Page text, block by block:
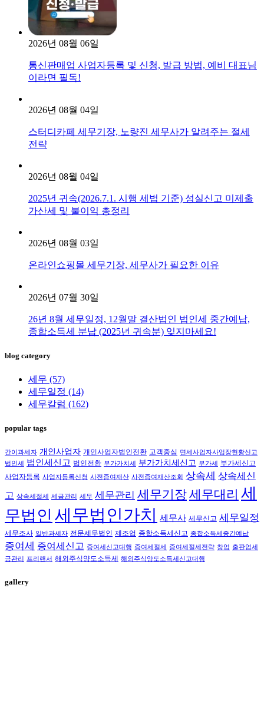
2026년 08월 06일
통신판매업 사업자등록 및 신청, 발급 방법, 예비 대표님
이라면 필독!
2026년 08월 04일
스터디카페 세무기장, 노량진 세무사가 알려주는 절세
전략
2026년 08월 04일
2025년 귀속(2026.7.1. 시행 세법 기준) 성실신고 미제출
가산세 및 불이익 총정리
2026년 08월 03일
온라인쇼핑몰 세무기장, 세무사가 필요한 이유
2026년 07월 30일
26년 8월 세무일정, 12월말 결산법인 법인세 중간예납,
종합소득세 분납 (2025년 귀속분) 잊지마세요!
blog category
세무 (57)
세무일정 (14)
세무칼럼 (162)
popular tags
간이과세자 개인사업자 개인사업자법인전환 고객중심
면세사업자사업장현황신고
법인세
법인세신고 법인전환 부가가치세 부가가치세신고 부가세
부가세신고
사업자등록 사업자등록신청 사전증여재산 사전증여재산조회 상속세
상속세신
고 상속세절세 세금관리 세무 세무관리 세무기장세무대리 세
무법인 세무법인가치 세무사 세무신고 세무일정
세무조사 일반과세자 전문세무법인 제조업 종합소득세신고 종합소득세중간예납
증여세 증여세신고 증여세신고대행 증여세절세 증여세절세전략 창업 출판업세
금관리
프리랜서 해외주식양도소득세 해외주식양도소득세신고대행
gallery